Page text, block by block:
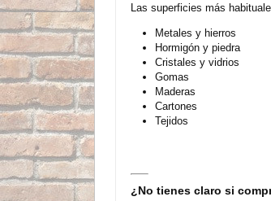
Las superficies más
Metales y hierros
Hormigón y piedra
Cristales y vidrios
Gomas
Maderas
Cartones
Tejidos
¿No tienes claro si